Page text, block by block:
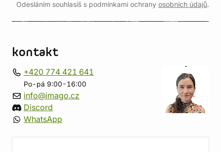
Odesláním souhlasíš s podmínkami ochrany osobních údajů.
kontakt
+420 774 421 641
Po-pá 9:00-16:00
info@imago.cz
Discord
WhatsApp